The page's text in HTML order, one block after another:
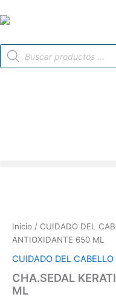
al
Búsqueda
de
Inicio / CUIDADO DEL
ANTIOXIDANTE 650 ML
CUIDADO DEL CABELLO
CHA.SEDAL
ML
650
ML
cantidad